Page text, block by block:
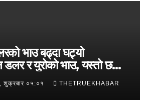
भाउ बढ्दा घट्यो
र युरोको भाउ, यस्तो छ
शुक्रबार ०५:०१ THETRUEKHABAR